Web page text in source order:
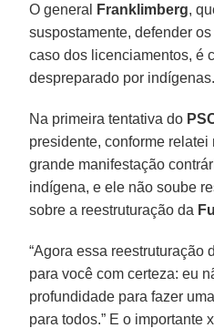
O general Franklimberg,
suspostamente, defender
caso dos licenciamentos, é
despreparado por indígenas.
Na primeira tentativa do
presidente, conforme
grande manifestação
indígena, e ele não soube
sobre a reestruturação da
“Agora essa reestruturação
para você com certeza: eu
profundidade para fazer
para todos.” E o importante